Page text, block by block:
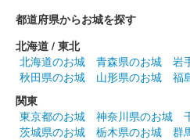
沼田城跡 御城印
販売終了
都道府県からお城を探す
北海道 / 東北
北海道のお城
青森県のお城 岩
秋田県のお城
山形県のお城
福
関東
東京都のお城
神奈川県のお城
茨城県のお城
栃木県のお城
群